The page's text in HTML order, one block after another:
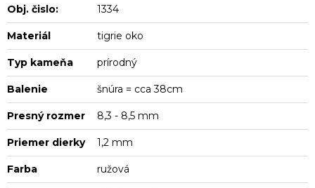
Obj. čislo: 1334
Materiál tigrie oko
Typ kameňa prírodný
Balenie šnúra = cca 38cm
Presný rozmer 8,3 - 8,5 mm
Priemer dierky 1,2 mm
Farba ružová